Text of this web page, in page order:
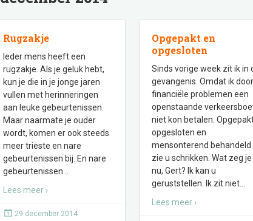
Rugzakje
Ieder mens heeft een
rugzakje. Als je geluk hebt,
kun je die in je jonge jaren
vullen met herinneringen
aan leuke gebeurtenissen.
Maar naarmate je ouder
wordt, komen er ook steeds
meer trieste en nare
gebeurtenissen bij. En nare
gebeurtenissen
Lees meer ›
29 december 2014
Opgepakt en
opgesloten
Sinds vorige week zit ik in
gevangenis. Omdat ik door
financiële problemen een
openstaande
niet kon betalen.
opgesloten en
mensonterend
zie u schrikken. Wat zeg je
nu, Gert? Ik kan u
geruststellen. Ik zit niet
Lees meer ›